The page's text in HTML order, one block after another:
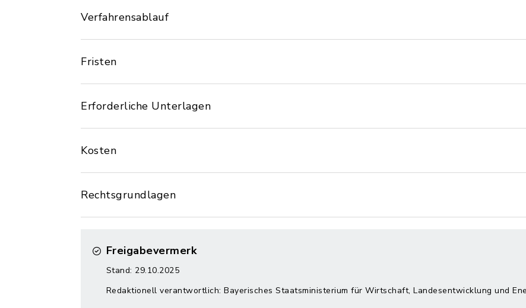
Verfahrensablauf
Fristen
Erforderliche Unterlagen
Kosten
Rechtsgrundlagen
Freigabevermerk
Stand: 29.10.2025
Redaktionell verantwortlich: Bayerisches Staatsministerium für Wirtschaft, Landesentwicklung und